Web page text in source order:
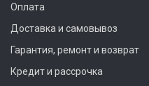
Оплата
Доставка и самовывоз
Гарантия, ремонт и возврат
Кредит и рассрочка